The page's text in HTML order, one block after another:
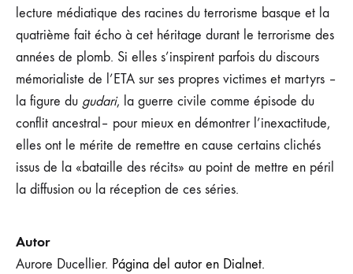
lecture médiatique des racines du terrorisme basque et la
quatrième fait écho à cet héritage durant le terrorisme des
années de plomb. Si elles s’inspirent parfois du discours
mémorialiste de l’ETA sur ses propres victimes et martyrs –
la figure du gudari, la guerre civile comme épisode du
conflit ancestral– pour mieux en démontrer l’inexactitude,
elles ont le mérite de remettre en cause certains clichés
issus de la «bataille des récits» au point de mettre en péril
la diffusion ou la réception de ces séries.
Autor
Aurore Ducellier. Página del autor en Dialnet.